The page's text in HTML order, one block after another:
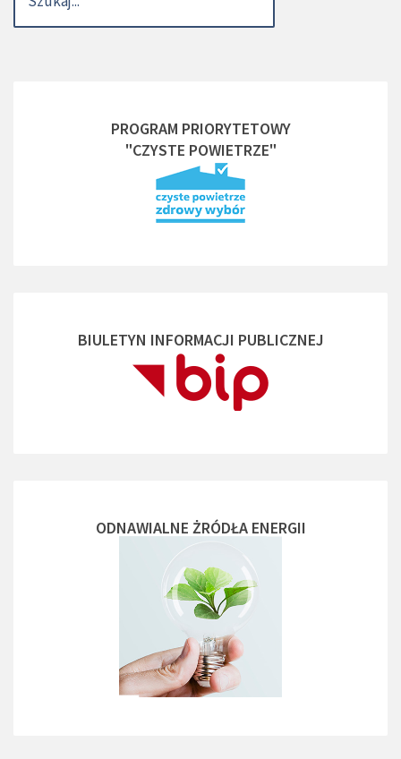
PROGRAM PRIORYTETOWY
"CZYSTE POWIETRZE"
BIULETYN INFORMACJI PUBLICZNEJ
ODNAWIALNE ŻRÓDŁA ENERGII